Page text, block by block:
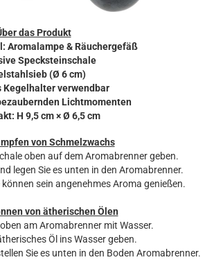
das Produkt
Aromalampe & Räuchergefäß
Specksteinschale
(Ø 6 cm)
Kegelhalter verwendbar
Lichtmomenten
H 9,5 cm × Ø 6,5 cm
von Schmelzwachs
oben auf dem Aromabrenner geben.
legen Sie es unten in den Aromabrenner.
sein angenehmes Aroma genießen.
von ätherischen Ölen
am Aromabrenner mit Wasser.
Öl ins Wasser geben.
Sie es unten in den Boden Aromabrenner.